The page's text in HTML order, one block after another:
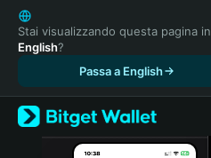
English
日本語
Tiếng Việt
Español (Latinoamérica)
Türkçe
Italiano
Stai visualizzando questa pagina in
English?
Passa a English